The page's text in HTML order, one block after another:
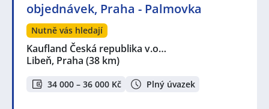
objednávek, Praha - Palmovka
Nutně vás hledají
Kaufland Česká republika v.o…
Libeň, Praha (38 km)
34 000 – 36 000 Kč Plný úvazek